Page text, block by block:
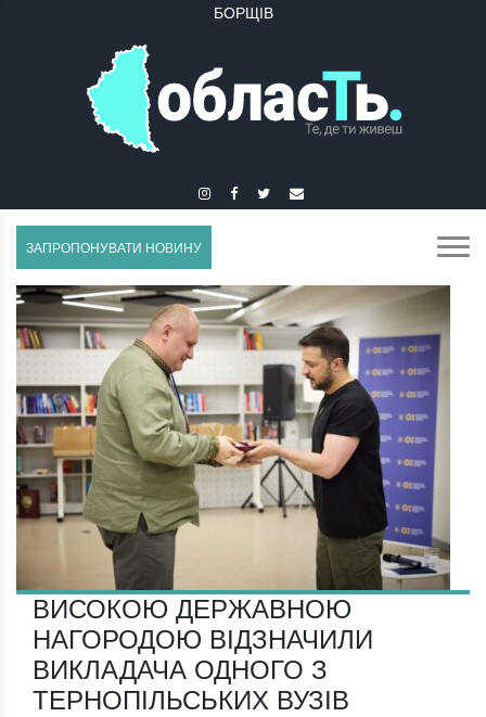
ЗАПРОПОНУВАТИ НОВИНУ
ВИСОКОЮ ДЕРЖАВНОЮ
НАГОРОДОЮ ВІДЗНАЧИЛИ
ВИКЛАДАЧА ОДНОГО З
ТЕРНОПІЛЬСЬКИХ ВУЗІВ